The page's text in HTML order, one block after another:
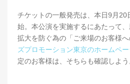
チケットの一般発売は、本日9月20
始。本公演を実施するにあたって
拡大を防ぐ為の「ご来場のお客様へ
ズプロモーション東京のホームペー
定のお客様は、そちらも確認しよう